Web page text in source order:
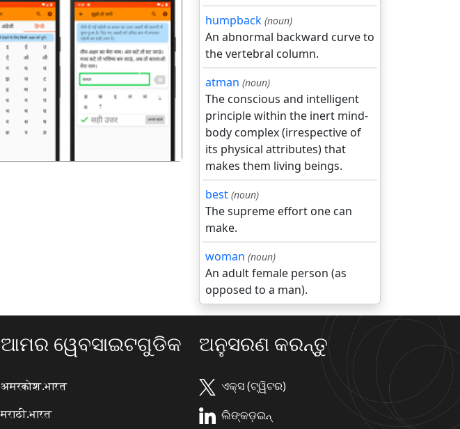
अगला
humpback (noun)
An abnormal backward curve to
the vertebral column.
atman (noun)
The conscious and intelligent
principle within the inert mind-
body complex (irrespective of
its physical attributes) that
makes them living beings.
best (noun)
The supreme effort one can
make.
woman (noun)
An adult female person (as
opposed to a man).
ଆମର ୱେବସାଇଟଗୁଡିକ
अमरकोश.भारत
मराठी.भारत
ଅନୁସରଣ କରନ୍ତୁ
ଏକ୍ସ (ଟ୍ୱିଟର)
ଲିଙ୍କଡ଼ଇନ୍